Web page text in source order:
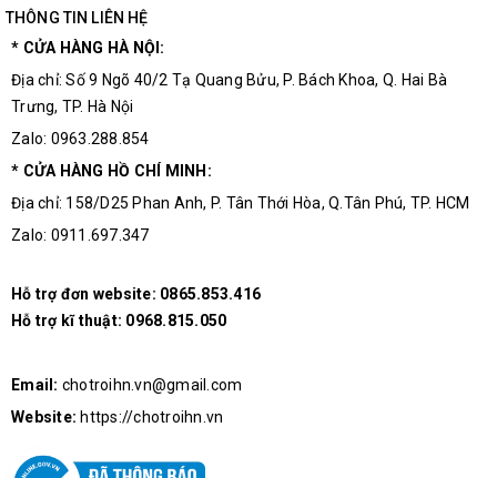
THÔNG TIN LIÊN HỆ
* CỬA HÀNG HÀ NỘI:
Địa chỉ: Số 9 Ngõ 40/2 Tạ Quang Bửu, P. Bách Khoa, Q. Hai Bà
Trưng, TP. Hà Nội
Zalo: 0963.288.854
* CỬA HÀNG HỒ CHÍ MINH:
Địa chỉ: 158/D25 Phan Anh, P. Tân Thới Hòa, Q.Tân Phú, TP. HCM
Zalo: 0911.697.347
Hỗ trợ đơn website: 0865.853.416
Hỗ trợ kĩ thuật: 0968.815.050
Email: chotroihn.vn@gmail.com
Website: https://chotroihn.vn